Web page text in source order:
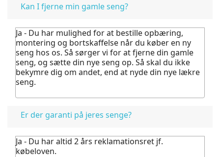
Kan I fjerne min gamle seng?
Ja - Du har mulighed for at bestille opbæring,
montering og bortskaffelse når du køber en ny
seng hos os. Så sørger vi for at fjerne din gamle
seng, og sætte din nye seng op. Så skal du ikke
bekymre dig om andet, end at nyde din nye lækre
seng.
Er der garanti på jeres senge?
Ja - Du har altid 2 års reklamationsret jf.
købeloven.